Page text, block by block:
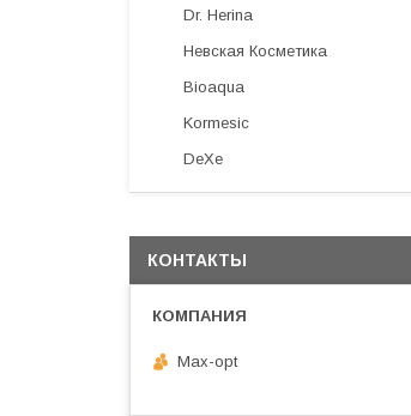
Dr. Herina
Невская Косметика
Bioaqua
Kormesic
DeXe
КОНТАКТЫ
Max-opt